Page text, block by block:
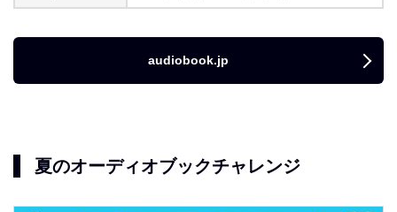
audiobook.jp
夏のオーディオブックチャレンジ